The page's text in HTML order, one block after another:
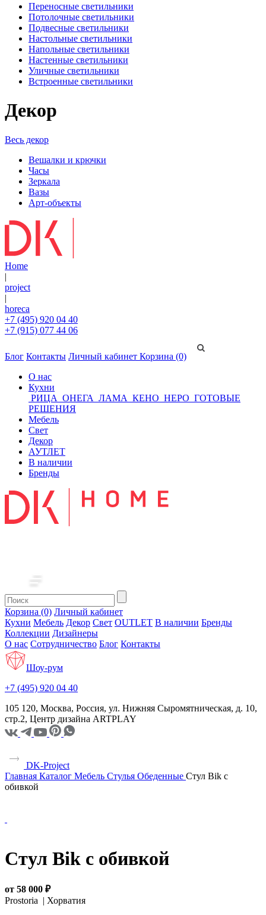
Переносные светильники
Потолочные светильники
Подвесные светильники
Настольные светильники
Напольные светильники
Настенные светильники
Уличные светильники
Встроенные светильники
Декор
Весь декор
Вешалки и крючки
Часы
Зеркала
Вазы
Арт-объекты
Home
|
project
|
horeca
+7 (495) 920 04 40
+7 (915) 077 44 06
Блог Контакты Личный кабинет Корзина (0)
О нас
Кухни
РИЦА ОНЕГА ЛАМА КЕНО НЕРО ГОТОВЫЕ
РЕШЕНИЯ
Мебель
Свет
Декор
АУТЛЕТ
В наличии
Бренды
Корзина (0) Личный кабинет
Кухни Мебель Декор Свет OUTLET В наличии Бренды
Коллекции Дизайнеры
О нас Сотрудничество Блог Контакты
Шоу-рум
+7 (495) 920 04 40
105 120, Москва, Россия, ул. Нижняя Сыромятническая, д. 10,
стр.2, Центр дизайна ARTPLAY
DK-Project
Главная Каталог Мебель Стулья Обеденные Стул Bik с
обивкой
Стул Bik с обивкой
от 58 000 ₽
Prostoria | Хорватия